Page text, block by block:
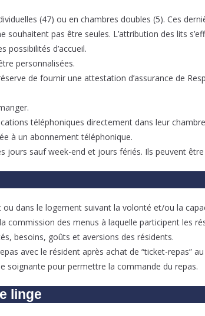
(47) ou en chambres doubles (5). Ces
souhaitent pas être seules. L’attribution des lits
possibilités d’accueil.
personnalisées.
de fournir une attestation d’assurance de
téléphoniques directement dans leur
à un abonnement téléphonique.
jours sauf week-end et jours fériés. Ils peuvent
dans le logement suivant la volonté et/ou la
commission des menus à laquelle participent les
besoins, goûts et aversions des résidents.
avec le résident après achat de “ticket-repas”
soignante pour permettre la commande du repas.
linge